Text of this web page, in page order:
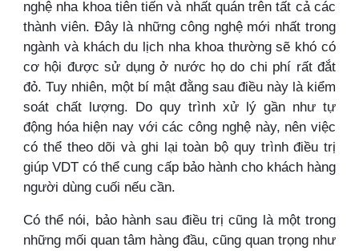
nghệ nha khoa tiên tiến và nhất quán trên tất cả các
thành viên. Đây là những công nghệ mới nhất trong
ngành và khách du lịch nha khoa thường sẽ khó có
cơ hội được sử dụng ở nước họ do chi phí rất đắt
đỏ. Tuy nhiên, một bí mật đằng sau điều này là kiểm
soát chất lượng. Do quy trình xử lý gần như tự
động hóa hiện nay với các công nghệ này, nên việc
có thể theo dõi và ghi lại toàn bộ quy trình điều trị
giúp VDT có thể cung cấp bảo hành cho khách hàng
người dùng cuối nếu cần.
Có thể nói, bảo hành sau điều trị cũng là một trong
những mối quan tâm hàng đầu, cũng quan trọng như